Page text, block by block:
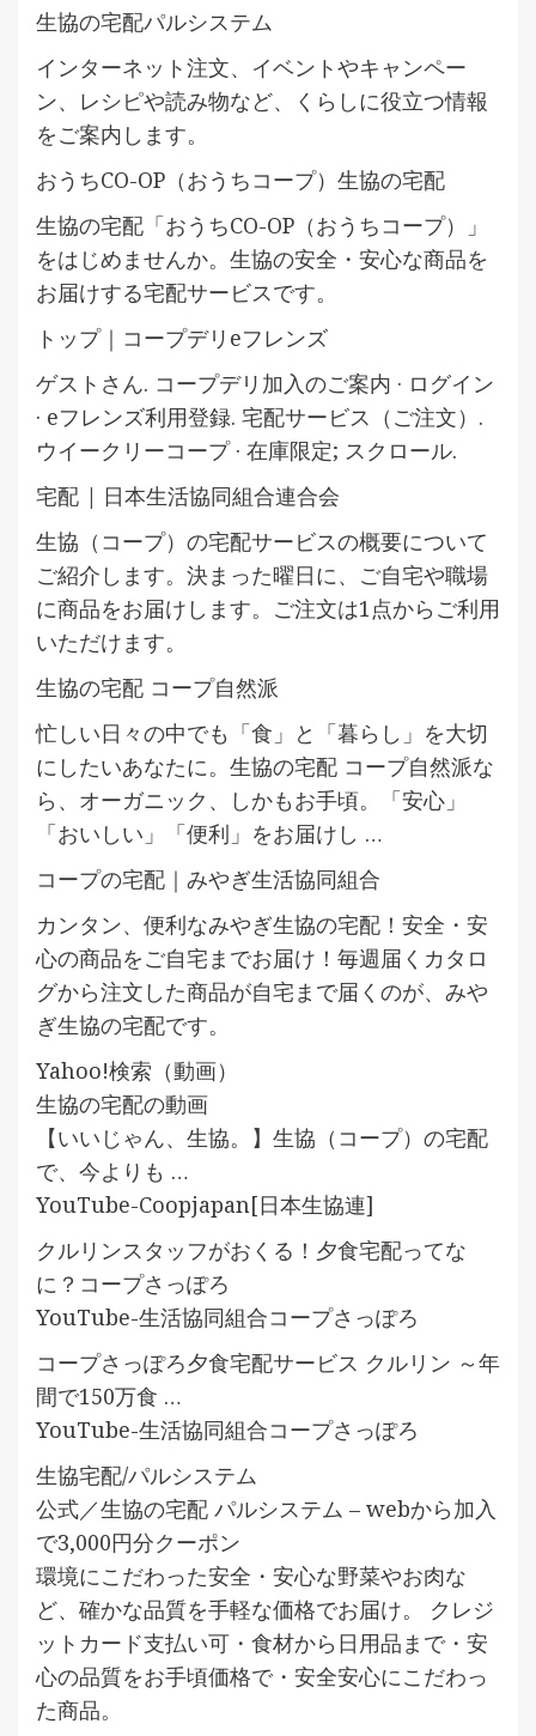
生協の宅配パルシステム
インターネット注文、イベントやキャンペー
ン、レシピや読み物など、くらしに役立つ情報
をご案内します。
おうちCO-OP（おうちコープ）生協の宅配
生協の宅配「おうちCO-OP（おうちコープ）」
をはじめませんか。生協の安全・安心な商品を
お届けする宅配サービスです。
トップ｜コープデリeフレンズ
ゲストさん. コープデリ加入のご案内 · ログイン
· eフレンズ利用登録. 宅配サービス（ご注文）.
ウイークリーコープ · 在庫限定; スクロール.
宅配 | 日本生活協同組合連合会
生協（コープ）の宅配サービスの概要について
ご紹介します。決まった曜日に、ご自宅や職場
に商品をお届けします。ご注文は1点からご利用
いただけます。
生協の宅配 コープ自然派
忙しい日々の中でも「食」と「暮らし」を大切
にしたいあなたに。生協の宅配 コープ自然派な
ら、オーガニック、しかもお手頃。「安心」
「おいしい」「便利」をお届けし …
コープの宅配｜みやぎ生活協同組合
カンタン、便利なみやぎ生協の宅配！安全・安
心の商品をご自宅までお届け！毎週届くカタロ
グから注文した商品が自宅まで届くのが、みや
ぎ生協の宅配です。
Yahoo!検索（動画）
生協の宅配の動画
【いいじゃん、生協。】生協（コープ）の宅配
で、今よりも …
YouTube-Coopjapan[日本生協連]
クルリンスタッフがおくる！夕食宅配ってな
に？コープさっぽろ
YouTube-生活協同組合コープさっぽろ
コープさっぽろ夕食宅配サービス クルリン ～年
間で150万食 …
YouTube-生活協同組合コープさっぽろ
生協宅配/パルシステム
公式／生協の宅配 パルシステム – webから加入
で3,000円分クーポン
環境にこだわった安全・安心な野菜やお肉な
ど、確かな品質を手軽な価格でお届け。 クレジ
ットカード支払い可・食材から日用品まで・安
心の品質をお手頃価格で・安全安心にこだわっ
た商品。